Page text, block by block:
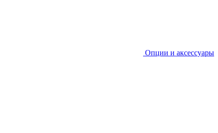
Опции и аксессуары